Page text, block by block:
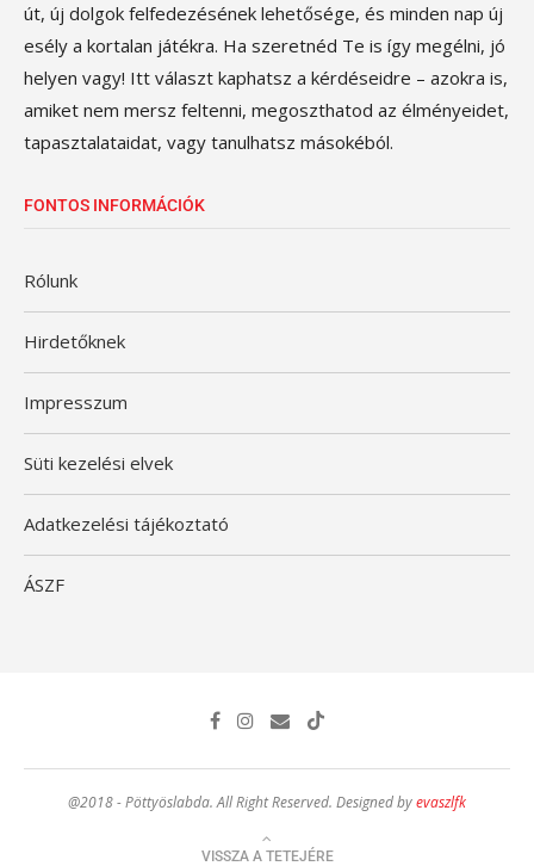
út, új dolgok felfedezésének lehetősége, és minden nap új
esély a kortalan játékra. Ha szeretnéd Te is így megélni, jó
helyen vagy! Itt választ kaphatsz a kérdéseidre – azokra is,
amiket nem mersz feltenni, megoszthatod az élményeidet,
tapasztalataidat, vagy tanulhatsz másokéból.
FONTOS INFORMÁCIÓK
Rólunk
Hirdetőknek
Impresszum
Süti kezelési elvek
Adatkezelési tájékoztató
ÁSZF
@2018 - Pöttyöslabda. All Right Reserved. Designed byevaszlfk
VISSZA A TETEJÉRE